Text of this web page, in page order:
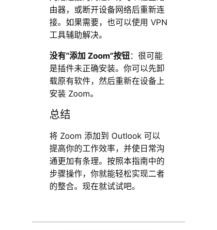
由器，或断开设备网络后重新连
接。如果需要，也可以使用 VPN
工具辅助解决。
没有“添加 Zoom”按钮：很可能
是插件未正确安装。你可以先卸
载原有软件，然后重新在设备上
安装 Zoom。
总结
将 Zoom 添加到 Outlook 可以
提高你的工作效率，并使日常沟
通更加有条理。按照本指南中的
步骤操作，你就能轻松实现二者
的整合。现在就试试吧。